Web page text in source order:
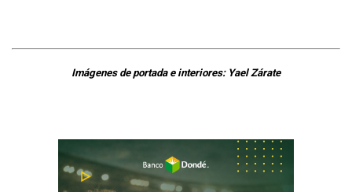
Imágenes de portada e interiores: Yael Zárate